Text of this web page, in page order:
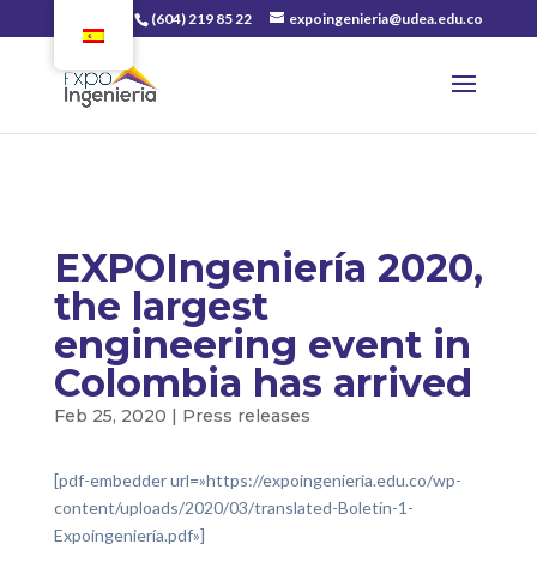
(604) 219 85 22 expoingenieria@udea.edu.co
EXPOIngeniería 2020,
the largest
engineering event in
Colombia has arrived
Feb 25, 2020 | Press releases
[pdf-embedder url=»https://expoingenieria.edu.co/wp-
content/uploads/2020/03/translated-Boletín-1-
Expoingeniería.pdf»]